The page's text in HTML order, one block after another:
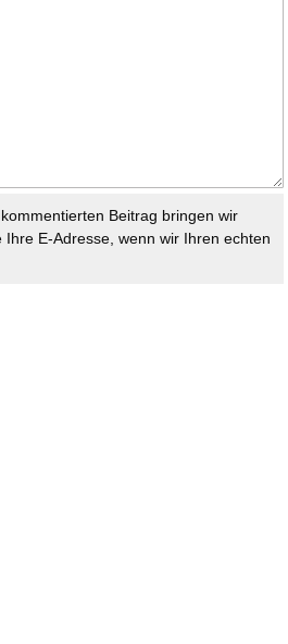
Beitrag bringen wir
E-Adresse, wenn wir Ihren echten